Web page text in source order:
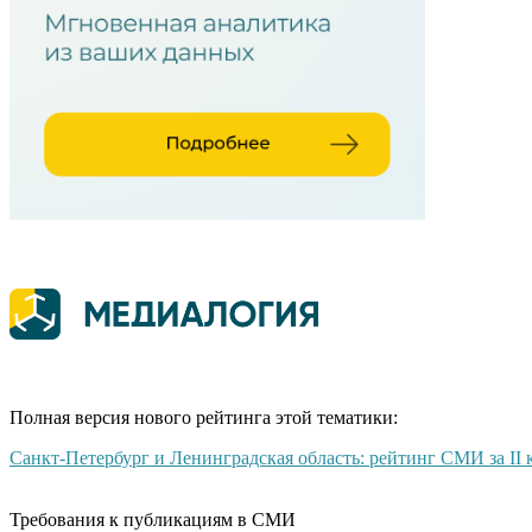
Полная версия нового рейтинга этой тематики:
Санкт-Петербург и Ленинградская область: рейтинг СМИ за II
Требования к публикациям в СМИ